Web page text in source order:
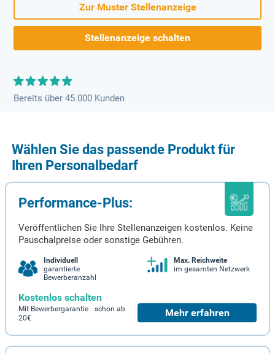
Zur Muster Stellenanzeige
Stellenanzeige schalten
Bereits über 45.000 Kunden
Wählen Sie das passende Produkt für
Ihren Personalbedarf
Performance-Plus:
Veröffentlichen Sie Ihre Stellenanzeigen kostenlos. Keine
Pauschalpreise oder sonstige Gebühren.
Individuell
garantierte
Bewerberanzahl
Max. Reichweite
im gesamten Netzwerk
Kostenlos schalten
Mit Bewerbergarantie schon ab
20€
Mehr erfahren